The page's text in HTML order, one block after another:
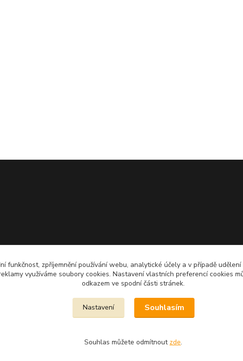
funkčnost, zpříjemnění používání webu, analytické účely a v případě
využíváme soubory cookies. Nastavení vlastních preferencí cookies
odkazem ve spodní části stránek.
Nastavení Souhlasím
Souhlas můžete odmítnout zde.